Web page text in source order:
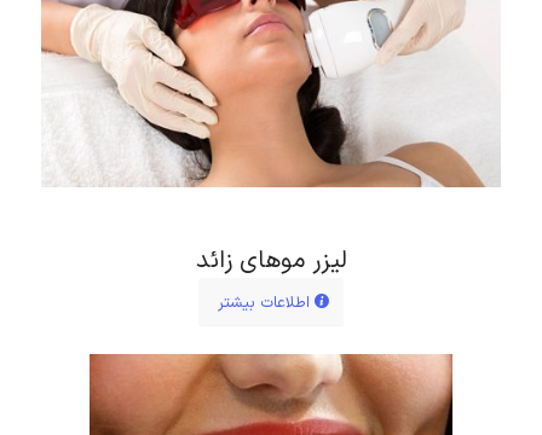
لیزر موهای زائد
اطلاعات بیشتر